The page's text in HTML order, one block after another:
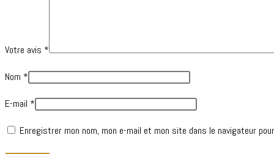
Votre avis *
Nom *
E-mail *
Enregistrer mon nom, mon e-mail et mon site dans le navigateur